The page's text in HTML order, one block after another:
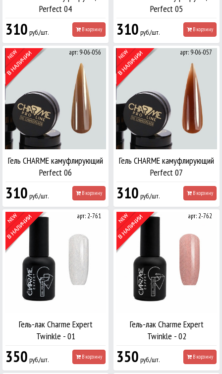
Perfect 04
310 руб./шт. В корзину
Perfect 05
310 руб./шт. В корзину
арт: 9-06-056
Гель CHARME камуфлирующий
Perfect 06
310 руб./шт. В корзину
арт: 9-06-057
Гель CHARME камуфлирующий
Perfect 07
310 руб./шт. В корзину
арт: 2-761
Гель-лак Charme Expert
Twinkle - 01
350 руб./шт. В корзину
арт: 2-762
Гель-лак Charme Expert
Twinkle - 02
350 руб./шт. В корзину